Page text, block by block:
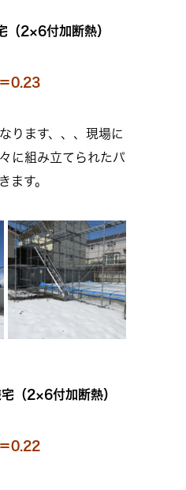
（2×6付加断熱）
0.23
ります、、、現場に
に組み立てられたパ
ます。
（2×6付加断熱）
0.22